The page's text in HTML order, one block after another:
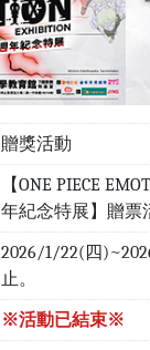
贈獎活動
【ONE PIECE
年紀念特展】贈票
2026/1/22(四
止。
※活動已結束※